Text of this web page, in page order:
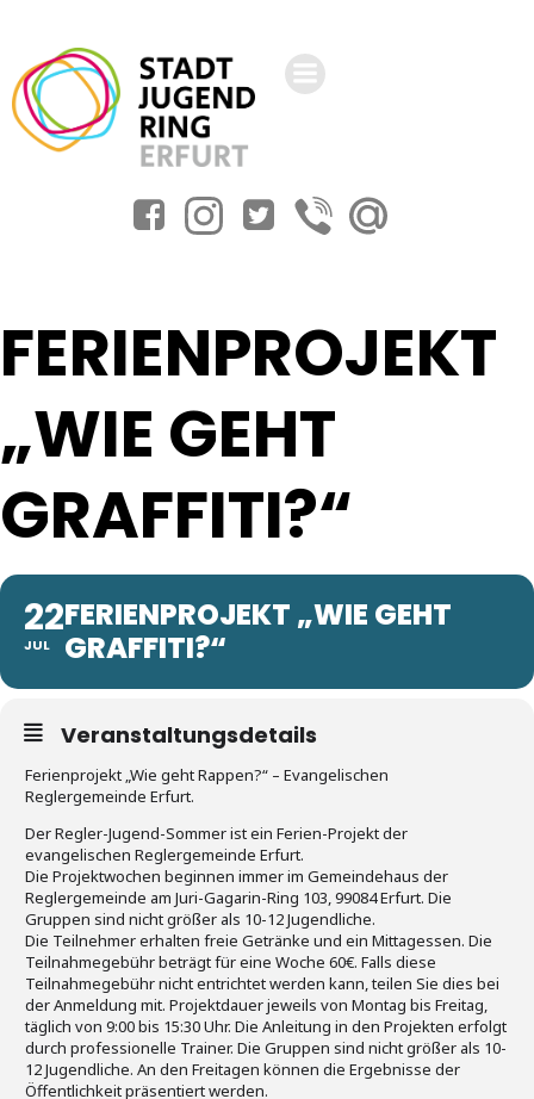
springen
FERIENPROJEKT
„WIE GEHT
GRAFFITI?“
22
JUL
FERIENPROJEKT „WIE GEHT
GRAFFITI?“
Veranstaltungsdetails
Ferienprojekt „Wie geht Rappen?“ – Evangelischen
Reglergemeinde Erfurt.
Der Regler-Jugend-Sommer ist ein Ferien-Projekt der
evangelischen Reglergemeinde Erfurt.
Die Projektwochen beginnen immer im Gemeindehaus der
Reglergemeinde am Juri-Gagarin-Ring 103, 99084 Erfurt. Die
Gruppen sind nicht größer als 10-12 Jugendliche.
Die Teilnehmer erhalten freie Getränke und ein Mittagessen. Die
Teilnahmegebühr beträgt für eine Woche 60€. Falls diese
Teilnahmegebühr nicht entrichtet werden kann, teilen Sie dies bei
der Anmeldung mit. Projektdauer jeweils von Montag bis Freitag,
täglich von 9:00 bis 15:30 Uhr. Die Anleitung in den Projekten erfolgt
durch professionelle Trainer. Die Gruppen sind nicht größer als 10-
12 Jugendliche. An den Freitagen können die Ergebnisse der
Öffentlichkeit präsentiert werden.